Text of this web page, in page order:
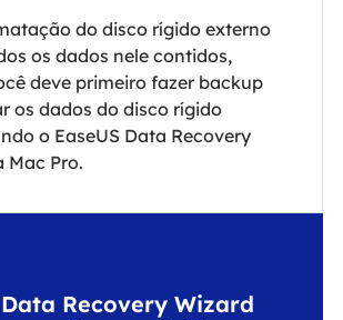
do disco rígido externo
os dados nele contidos,
deve primeiro fazer backup
os dados do disco rígido
o EaseUS Data Recovery
Mac Pro.
Data Recovery Wizard